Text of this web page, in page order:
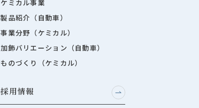
ケミカル事業
製品紹介（自動車）
事業分野（ケミカル）
加飾バリエーション（自動車）
ものづくり（ケミカル）
採用情報